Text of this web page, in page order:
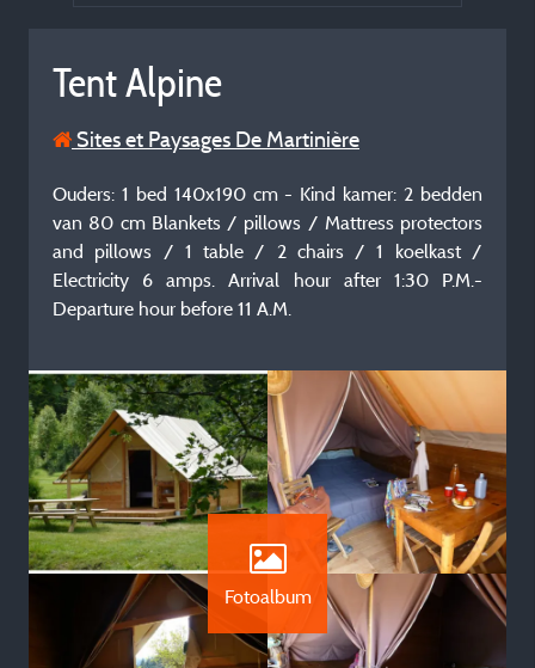
Tent Alpine
Sites et Paysages De Martinière
Ouders: 1 bed 140x190 cm - Kind kamer: 2 bedden
van 80 cm Blankets / pillows / Mattress protectors
and pillows / 1 table / 2 chairs / 1 koelkast /
Electricity 6 amps. Arrival hour after 1:30 P.M.-
Departure hour before 11 A.M.
Fotoalbum